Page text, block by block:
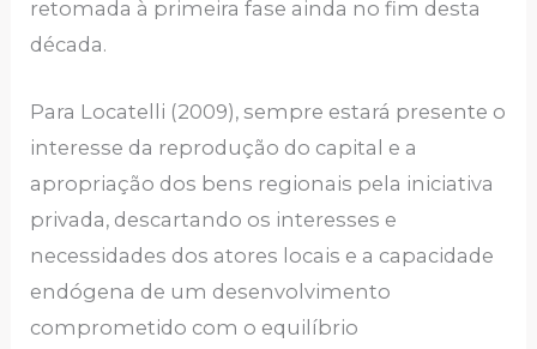
retomada à primeira fase ainda no fim desta
década.
Para Locatelli (2009), sempre estará presente o
interesse da reprodução do capital e a
apropriação dos bens regionais pela iniciativa
privada, descartando os interesses e
necessidades dos atores locais e a capacidade
endógena de um desenvolvimento
comprometido com o equilíbrio